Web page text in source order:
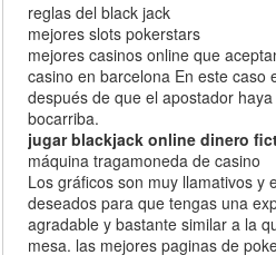
reglas del black jack
mejores slots pokerstars
mejores casinos online que
casino en barcelona En este caso
después de que el apostador
bocarriba.
jugar blackjack online dinero
máquina tragamoneda de casino
Los gráficos son muy llamativos y
deseados para que tengas una
agradable y bastante similar a la
mesa. las mejores paginas de